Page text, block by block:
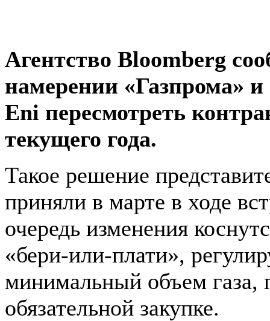
Агентство Bloomberg
намерении «Газпрома»
Eni пересмотреть
текущего года.
Такое решение
приняли в марте в ходе
очередь изменения
«бери-или-плати»,
минимальный объем газа,
обязательной закупке.